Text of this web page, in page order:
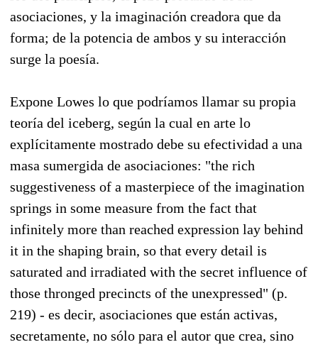
asociaciones, y la imaginación creadora que da
forma; de la potencia de ambos y su interacción
surge la poesía.
Expone Lowes lo que podríamos llamar su propia
teoría del iceberg, según la cual en arte lo
explícitamente mostrado debe su efectividad a una
masa sumergida de asociaciones: "the rich
suggestiveness of a masterpiece of the imagination
springs in some measure from the fact that
infinitely more than reached expression lay behind
it in the shaping brain, so that every detail is
saturated and irradiated with the secret influence of
those thronged precincts of the unexpressed" (p.
219) - es decir, asociaciones que están activas,
secretamente, no sólo para el autor que crea, sino